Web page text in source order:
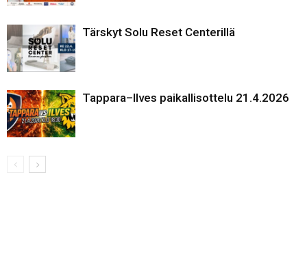
Tärskyt Solu Reset Centerillä
Tappara–Ilves paikallisottelu 21.4.2026